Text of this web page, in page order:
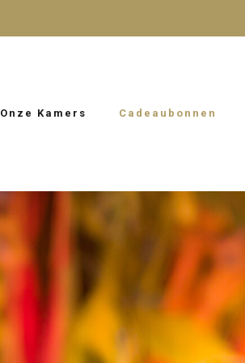
Onze Kamers Cadeaubonnen